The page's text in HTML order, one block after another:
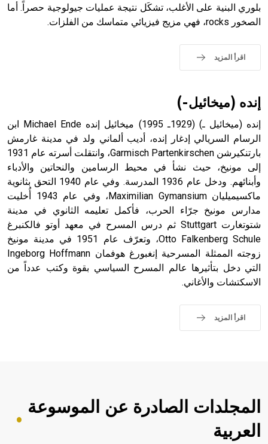
- هل تعلم أن أبجر Abgar اسم معروف جيداً يعود إلى عدد من
التاسع، وهم ينتسبون إلى أسرة أوسروين
sign تكتب منفصلة غير متصلة، وتعتمد المبدأ الأكوروفوني،
حيث تقتصر القيمة الصوتية للعلامة الك
بلوري البنية على الأغلب، تشكَل نتيجة عمليات جيولوجية حصراً. أما
الصخور rocks، فهي مزيج فيزيائي متماسك من الفلزات.
اقرأ المزيد
إنده (ميخائيل-)
إنده (ميخائيل ـ) (1929ـ 1995) ميخائيل إنده Michael Ende ابن
الرسام السريالي إدغار إنده، أديب ألماني ولد في مدينة غارمش
بارتنكيرشن Garmisch Partenkirschen، وانتقلت أسرته عام 1931
إلى مونيخ، حيث نشأ في محيط الرسامين والنحاتين والأدباء
وأبنائهم. ودخل عام 1936 المدرسة. وفي عام 1940 التحق بثانوية
ماكسيميليان Maximilian Gymansium، وفي عام 1943 أُخليت
مدارس مونيخ جرّاء الحرب، فأكمل تعليمه الثانوي في مدينة
شتوتغارت Stuttgart ثم درس المسرح في معهد أوتو فالكنبرغ
Otto Falkenberg Schule، وتعرّف عام 1951 في مدينة مونيخ
زوجته الممثلة المسرحية إنغبورغ هوفمان Ingeborg Hoffmann
التي دخل بتأثيرها عالم المسرح السياسي بقوة وكتب عدداً من
الاسكتشات والأغاني.
اقرأ المزيد
المجلدات الصادرة عن الموسوعة
العربية